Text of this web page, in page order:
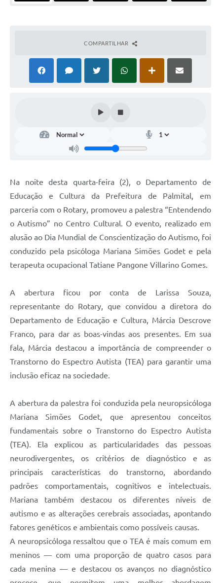
COMPARTILHAR
Na noite desta quarta-feira (2), o Departamento de
Educação e Cultura da Prefeitura de Palmital, em
parceria com o Rotary, promoveu a palestra “Entendendo
o Autismo” no Centro Cultural. O evento, realizado em
alusão ao Dia Mundial de Conscientização do Autismo, foi
conduzido pela psicóloga Mariana Simões Godet e pela
terapeuta ocupacional Tatiane Pangone Villarino Gomes.
A abertura ficou por conta de Larissa Souza,
representante do Rotary, que convidou a diretora do
Departamento de Educação e Cultura, Márcia Descrove
Franco, para dar as boas-vindas aos presentes. Em sua
fala, Márcia destacou a importância de compreender o
Transtorno do Espectro Autista (TEA) para garantir uma
inclusão eficaz na sociedade.
A abertura da palestra foi conduzida pela neuropsicóloga
Mariana Simões Godet, que apresentou conceitos
fundamentais sobre o Transtorno do Espectro Autista
(TEA). Ela explicou as particularidades das pessoas
neurodivergentes, os critérios de diagnóstico e as
principais características do transtorno, abordando
padrões comportamentais, cognitivos e intelectuais.
Mariana também destacou os diferentes níveis de
autismo e as alterações cerebrais associadas, apontando
fatores genéticos e ambientais como possíveis causas.
A neuropsicóloga ressaltou que o TEA é mais comum em
meninos — com uma proporção de quatro casos para
cada menina — e destacou os avanços no diagnóstico